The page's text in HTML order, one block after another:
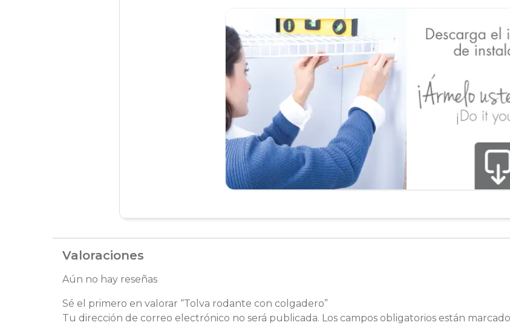
Valoraciones
Aún no hay reseñas
Sé el primero en valorar “Tolva rodante con colgadero”
Tu dirección de correo electrónico no será publicada. Los campos obligatorios están